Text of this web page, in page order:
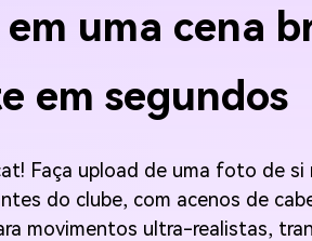
uma cena
em segundos
Faça upload de uma foto de
do clube, com acenos de
movimentos ultra-realistas,